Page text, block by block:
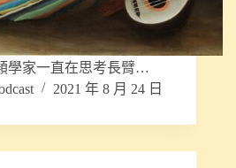
學家一直在思考長臂…
2021 年 8 月 24 日